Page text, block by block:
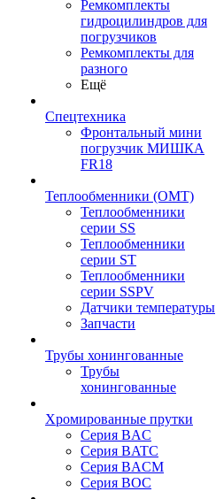
Ремкомплекты
гидроцилиндров для
погрузчиков
Ремкомплекты для
разного
Ещё
Спецтехника
Фронтальный мини
погрузчик МИШКА
FR18
Теплообменники (OMT)
Теплообменники
серии SS
Теплообменники
серии ST
Теплообменники
серии SSPV
Датчики температуры
Запчасти
Трубы хонингованные
Трубы
хонингованные
Хромированные прутки
Серия BAC
Серия BATC
Серия BACM
Серия BOC